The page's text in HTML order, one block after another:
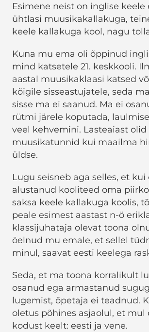
Esimene neist on inglise keele
ühtlasi muusikakallakuga,
keele kallakuga kool, nagu
Kuna mu ema oli õppinud
mind katsetele 21. keskkooli.
aastal muusikaklaasi katsed
kõigile sisseastujatele, seda
sisse ma ei saanud. Ma ei
rütmi järele koputada,
veel kehvemini. Lasteaiast olid
muusikatunnid kui maailma
üldse.
Lugu seisneb aga selles, et kui
alustanud kooliteed oma
saksa keele kallakuga koolis,
peale esimest aastast n-ö
klassijuhataja olevat toona
öelnud mu emale, et sellel
minul, saavat eesti keelega
Seda, et ma toona korralikult
osanud ega armastanud
lugemist, õpetaja ei teadnud.
oletus põhines asjaolul, et mul
kodust keelt: eesti ja vene.